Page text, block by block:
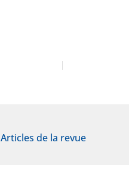
Articles de la revue